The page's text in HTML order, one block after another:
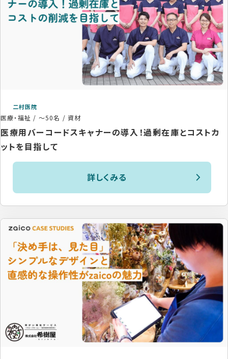
二村医院
医療・福祉 / ～50名 /資材
医療用バーコードスキャナーの導入！過剰在庫とコストカ
ットを目指して
詳しくみる